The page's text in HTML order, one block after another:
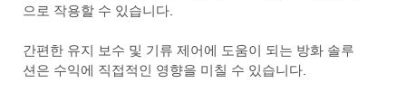
으로 작용할 수 있습니다.
간편한 유지 보수 및 기류 제어에 도움이 되는 방화 솔루
션은 수익에 직접적인 영향을 미칠 수 있습니다.